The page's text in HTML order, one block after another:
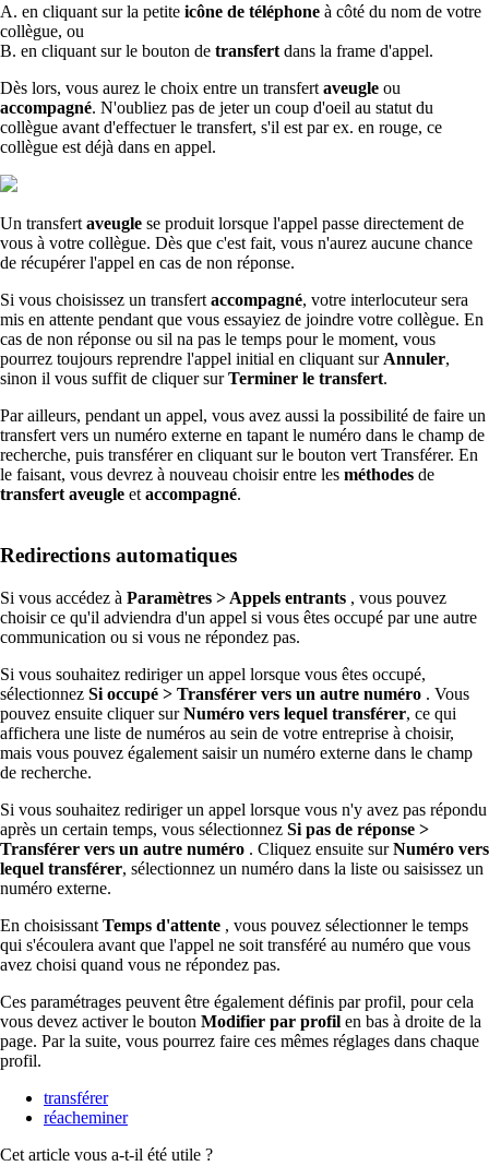
A. en cliquant sur la petite icône de téléphone à côté du nom de votre
collègue, ou
B. en cliquant sur le bouton de transfert dans la frame d'appel.
Dès lors, vous aurez le choix entre un transfert aveugle ou
accompagné. N'oubliez pas de jeter un coup d'oeil au statut du
collègue avant d'effectuer le transfert, s'il est par ex. en rouge, ce
collègue est déjà dans en appel.
Un transfert aveugle se produit lorsque l'appel passe directement de
vous à votre collègue. Dès que c'est fait, vous n'aurez aucune chance
de récupérer l'appel en cas de non réponse.
Si vous choisissez un transfert accompagné, votre interlocuteur sera
mis en attente pendant que vous essayiez de joindre votre collègue. En
cas de non réponse ou sil na pas le temps pour le moment, vous
pourrez toujours reprendre l'appel initial en cliquant sur Annuler,
sinon il vous suffit de cliquer surTerminer le transfert.
Par ailleurs, pendant un appel, vous avez aussi la possibilité de faire un
transfert vers un numéro externe en tapant le numéro dans le champ de
recherche, puis transférer en cliquant sur le bouton vert Transférer. En
le faisant, vous devrez à nouveau choisir entre les méthodes de
transfert aveugle et accompagné.
Redirections automatiques
Si vous accédez à Paramètres > Appels entrants , vous pouvez
choisir ce qu'il adviendra d'un appel si vous êtes occupé par une autre
communication ou si vous ne répondez pas.
Si vous souhaitez rediriger un appel lorsque vous êtes occupé,
sélectionnez Si occupé > Transférer vers un autre numéro . Vous
pouvez ensuite cliquer surNuméro vers lequel transférer, ce qui
affichera une liste de numéros au sein de votre entreprise à choisir,
mais vous pouvez également saisir un numéro externe dans le champ
de recherche.
Si vous souhaitez rediriger un appel lorsque vous n'y avez pas répondu
après un certain temps, vous sélectionnez Si pas de réponse >
Transférer vers un autre numéro . Cliquez ensuite surNuméro vers
lequel transférer, sélectionnez un numéro dans la liste ou saisissez un
numéro externe.
En choisissant Temps d'attente , vous pouvez sélectionner le temps
qui s'écoulera avant que l'appel ne soit transféré au numéro que vous
avez choisi quand vous ne répondez pas.
Ces paramétrages peuvent être également définis par profil, pour cela
vous devez activer le bouton Modifier par profil en bas à droite de la
page. Par la suite, vous pourrez faire ces mêmes réglages dans chaque
profil.
transférer
réacheminer
Cet article vous a-t-il été utile ?